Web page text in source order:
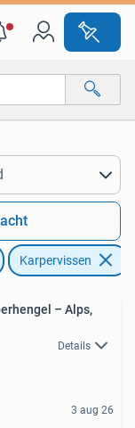
Karpervissen
– Alps,
Details
3 aug 26